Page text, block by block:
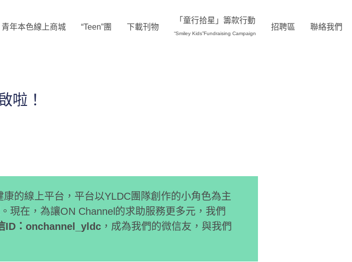
青年本色線上商城 “Teen”團 下載刊物
「童行拾星」籌款行動
“Smiley Kids”Fundraising Campaign
招聘區 聯絡我們
啦！
線上平台，平台以YLDC團隊創作的小角色為主
現在，為讓ON Channel的求助服務更多元，我們
ID：onchannel_yldc，成為我們的微信友，與我們